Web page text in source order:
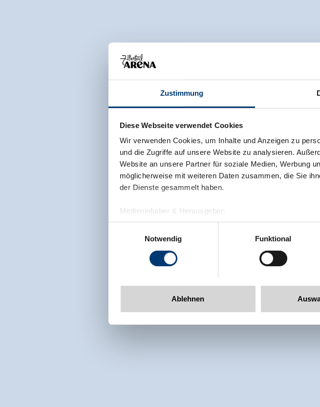
Zustimmung
Diese Webseite verwendet Cookies
Wir verwenden Cookies, um Inhalte und Anzeigen zu
und die Zugriffe auf unsere Website zu analysieren.
Website an unsere Partner für soziale Medien, Werbung
möglicherweise mit weiteren Daten zusammen, die Sie
der Dienste gesammelt haben.
Medieninhaber & Herausgeber:
Zeller Bergbahnen Zillertal GmbH & Co KG
Rohr 23// A-6280 Zell am Ziller
www.zillertalarena.com
Notwendig
Funktional
Ablehnen